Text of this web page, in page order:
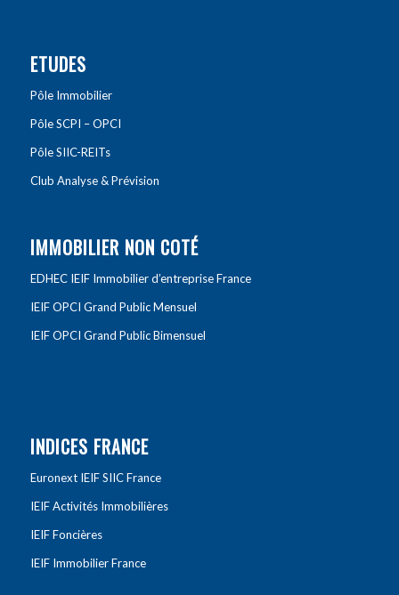
ETUDES
Pôle Immobilier
Pôle SCPI – OPCI
Pôle SIIC-REITs
Club Analyse & Prévision
IMMOBILIER NON COTÉ
EDHEC IEIF Immobilier d’entreprise France
IEIF OPCI Grand Public Mensuel
IEIF OPCI Grand Public Bimensuel
INDICES FRANCE
Euronext IEIF SIIC France
IEIF Activités Immobilières
IEIF Foncières
IEIF Immobilier France